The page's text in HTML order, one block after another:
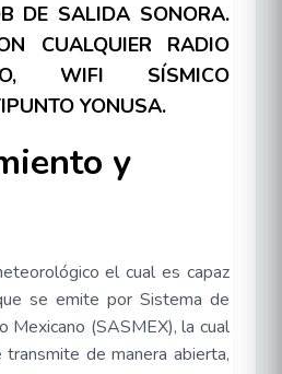
DE SALIDA SONORA.
CUALQUIER RADIO
WIFI SÍSMICO
YONUSA.
y
el cual es capaz
se emite por Sistema de
Mexicano (SASMEX), la cual
de manera abierta,